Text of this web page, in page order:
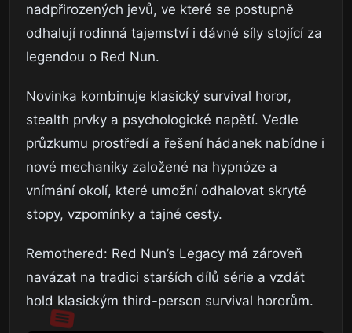
nadpřirozených jevů, ve které se postupně
odhalují rodinná tajemství i dávné síly stojící za
legendou o Red Nun.
Novinka kombinuje klasický survival horor,
stealth prvky a psychologické napětí. Vedle
průzkumu prostředí a řešení hádanek nabídne i
nové mechaniky založené na hypnóze a
vnímání okolí, které umožní odhalovat skryté
stopy, vzpomínky a tajné cesty.
Remothered: Red Nun’s Legacy má zároveň
navázat na tradici starších dílů série a vzdát
hold klasickým third-person survival hororům.